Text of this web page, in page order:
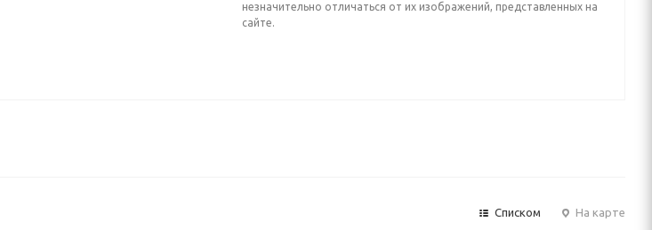
незначительно отличаться от их изображений, представленных на
сайте.
Списком На карте